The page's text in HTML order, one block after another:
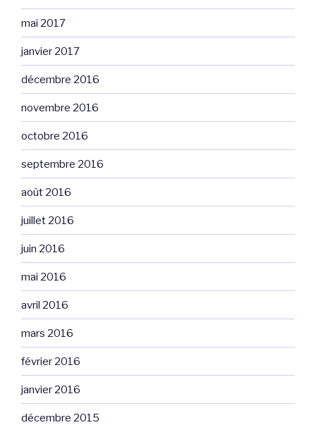
mai 2017
janvier 2017
décembre 2016
novembre 2016
octobre 2016
septembre 2016
août 2016
juillet 2016
juin 2016
mai 2016
avril 2016
mars 2016
février 2016
janvier 2016
décembre 2015